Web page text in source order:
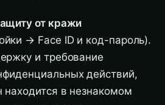
от кражи
→ Face ID и код-пароль).
и требование
действий,
находится в незнакомом